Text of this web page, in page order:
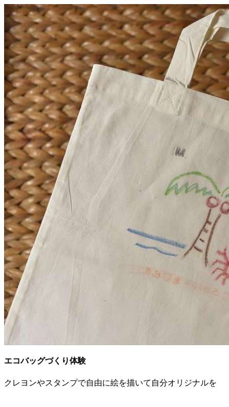
エコバッグづくり体験
クレヨンやスタンプで自由に絵を描いて自分オリジナルを